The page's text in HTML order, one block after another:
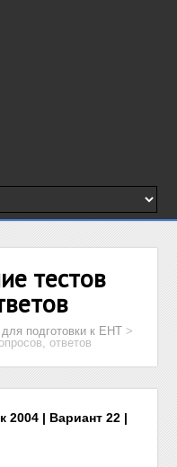
тестов
подготовки к ЕНТ >
ответов
2004 | Вариант 22 |